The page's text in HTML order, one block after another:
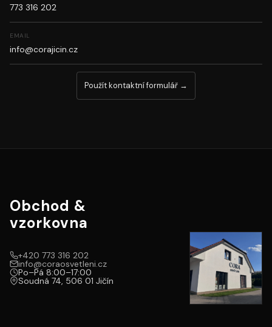
773 316 202
EMAIL
info@corajicin.cz
Použít kontaktní formulář →
Obchod &
vzorkovna
+420 773 316 202
info@coraosvetleni.cz
Po–Pá 8:00–17:00
Soudná 74, 506 01 Jičín